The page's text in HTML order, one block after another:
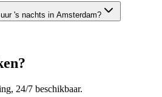
's nachts in Amsterdam?
24/7 beschikbaar.